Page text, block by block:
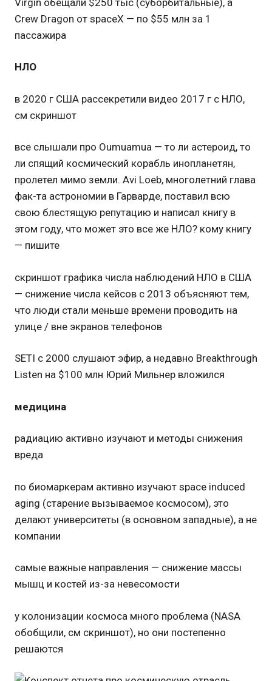
Crew Dragon от spaceX — по $55 млн за 1
пассажира
НЛО
в 2020 г США рассекретили видео 2017 г с НЛО,
см скриншот
все слышали про Oumuamua — то ли астероид, то
ли спящий космический корабль инопланетян,
пролетел мимо земли. Avi Loeb, многолетний глава
фак-та астрономии в Гарварде, поставил всю
свою блестящую репутацию и написал книгу в
этом году, что может это все же НЛО? кому книгу
— пишите
скриншот графика числа наблюдений НЛО в США
— снижение числа кейсов с 2013 объясняют тем,
что люди стали меньше времени проводить на
улице / вне экранов телефонов
SETI с 2000 слушают эфир, а недавно Breakthrough
Listen на $100 млн Юрий Мильнер вложился
медицина
радиацию активно изучают и методы снижения
вреда
по биомаркерам активно изучают space induced
aging (старение вызываемое космосом), это
делают университеты (в основном западные), а не
компании
самые важные направления — снижение массы
мышц и костей из-за невесомости
у колонизации космоса много проблема (NASA
обобщили, см скриншот), но они постепенно
решаются